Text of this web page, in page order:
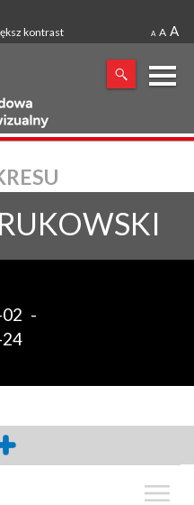
kontrast
A A A
X
FRAZA
-